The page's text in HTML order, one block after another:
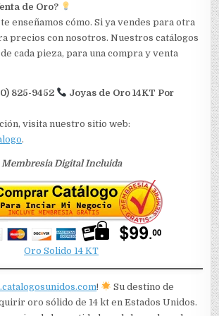
de Oro?
enseñamos cómo. Si ya vendes para otra
precios con nosotros. Nuestros catálogos
cada pieza, para una compra y venta
825-9452
Joyas de Oro 14KT Por
visita nuestro sitio web:
.
Membresia Digital Incluida
Oro Solido 14 KT
!
Su destino de
oro sólido de 14 kt en Estados Unidos.